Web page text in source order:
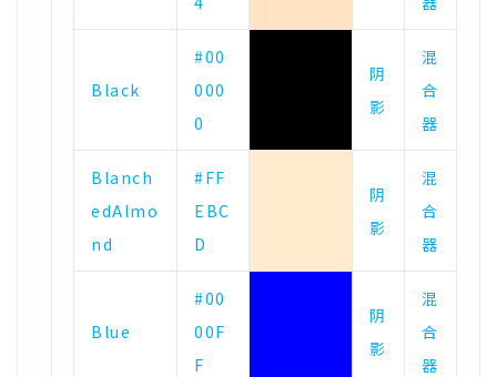
Black
#00
000
0
阴
影
混
合
器
Blanch
edAlmo
nd
#FF
EBC
D
阴
影
混
合
器
Blue
#00
00F
F
阴
影
混
合
器